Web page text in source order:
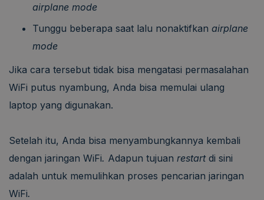
airplane mode
Tunggu beberapa saat lalu nonaktifkan airplane
mode
Jika cara tersebut tidak bisa mengatasi permasalahan
WiFi putus nyambung, Anda bisa memulai ulang
laptop yang digunakan.
Setelah itu, Anda bisa menyambungkannya kembali
dengan jaringan WiFi. Adapun tujuan restart di sini
adalah untuk memulihkan proses pencarian jaringan
WiFi.